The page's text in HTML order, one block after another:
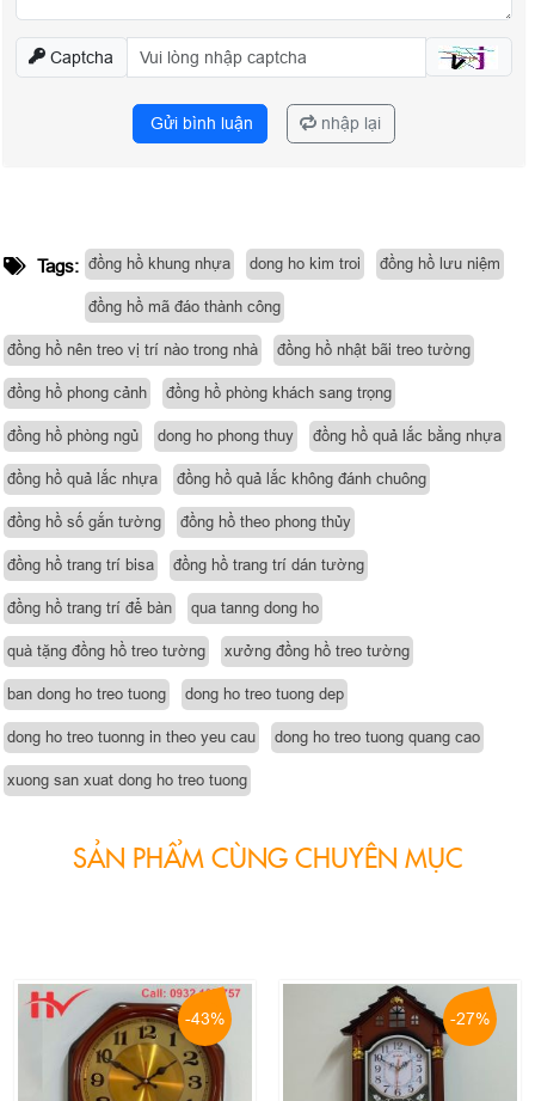
Captcha
Gửi bình luận nhập lại
Tags: đồng hồ khung nhựa dong ho kim troi đồng hồ lưu niệm
đồng hồ mã đáo thành công
đồng hồ nên treo vị trí nào trong nhà đồng hồ nhật bãi treo tường
đồng hồ phong cảnh đồng hồ phòng khách sang trọng
đồng hồ phòng ngủ dong ho phong thuy đồng hồ quả lắc bằng nhựa
đồng hồ quả lắc nhựa đồng hồ quả lắc không đánh chuông
đồng hồ số gắn tường đồng hồ theo phong thủy
đồng hồ trang trí bisa đồng hồ trang trí dán tường
đồng hồ trang trí để bàn qua tanng dong ho
quà tặng đồng hồ treo tường xưởng đồng hồ treo tường
ban dong ho treo tuong dong ho treo tuong dep
dong ho treo tuonng in theo yeu cau dong ho treo tuong quang cao
xuong san xuat dong ho treo tuong
SẢN PHẨM CÙNG CHUYÊN MỤC
-43% -27%